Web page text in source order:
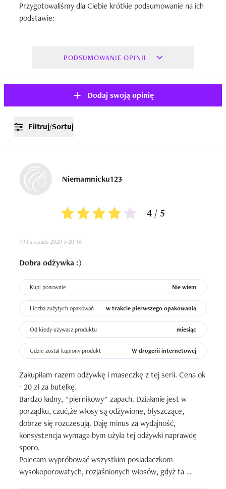
Przygotowaliśmy dla Ciebie krótkie podsumowanie na ich
podstawie:
PODSUMOWANIE OPINII
Dodaj swoją opinię
Filtruj/Sortuj
Niemamnicku123
4 / 5
19 listopada 2020 o 20:16
Dobra odżywka :)
Kupi ponownie Nie wiem
Liczba zużytych opakowań w trakcie pierwszego opakowania
Od kiedy używasz produktu miesiąc
Gdzie został kupiony produkt W drogerii internetowej
Zakupiłam razem odżywkę i maseczkę z tej serii. Cena ok
- 20 zł za butelkę.
Bardzo ładny, "piernikowy" zapach. Działanie jest w
porządku, czuć,że włosy są odżywione, błyszczące,
dobrze się rozczesują. Daję minus za wydajność,
konsystencja wymaga bym użyła tej odżywki naprawdę
sporo.
Polecam wypróbować wszystkim posiadaczkom
wysokoporowatych, rozjaśnionych włosów, gdyż ta